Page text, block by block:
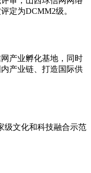
定为DCMM2级。
产业孵化基地，同时
产业链、打造国际供
“国家级文化和科技融合示范